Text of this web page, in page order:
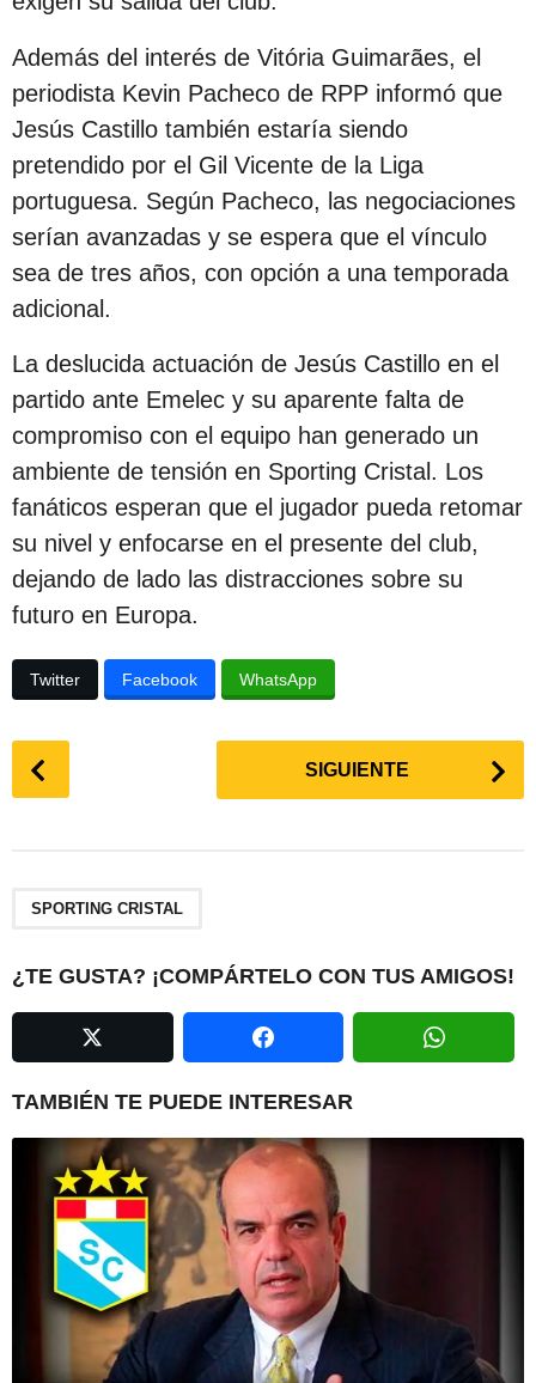
Además del interés de Vitória Guimarães, el
periodista Kevin Pacheco de RPP informó que
Jesús Castillo también estaría siendo
pretendido por el Gil Vicente de la Liga
portuguesa. Según Pacheco, las negociaciones
serían avanzadas y se espera que el vínculo
sea de tres años, con opción a una temporada
adicional.
La deslucida actuación de Jesús Castillo en el
partido ante Emelec y su aparente falta de
compromiso con el equipo han generado un
ambiente de tensión en Sporting Cristal. Los
fanáticos esperan que el jugador pueda retomar
su nivel y enfocarse en el presente del club,
dejando de lado las distracciones sobre su
futuro en Europa.
Twitter Facebook WhatsApp
i
n
t
i
SIGUIENTE
SPORTING CRISTAL
¿TE GUSTA? ¡COMPÁRTELO CON TUS AMIGOS!
TAMBIÉN TE PUEDE INTERESAR